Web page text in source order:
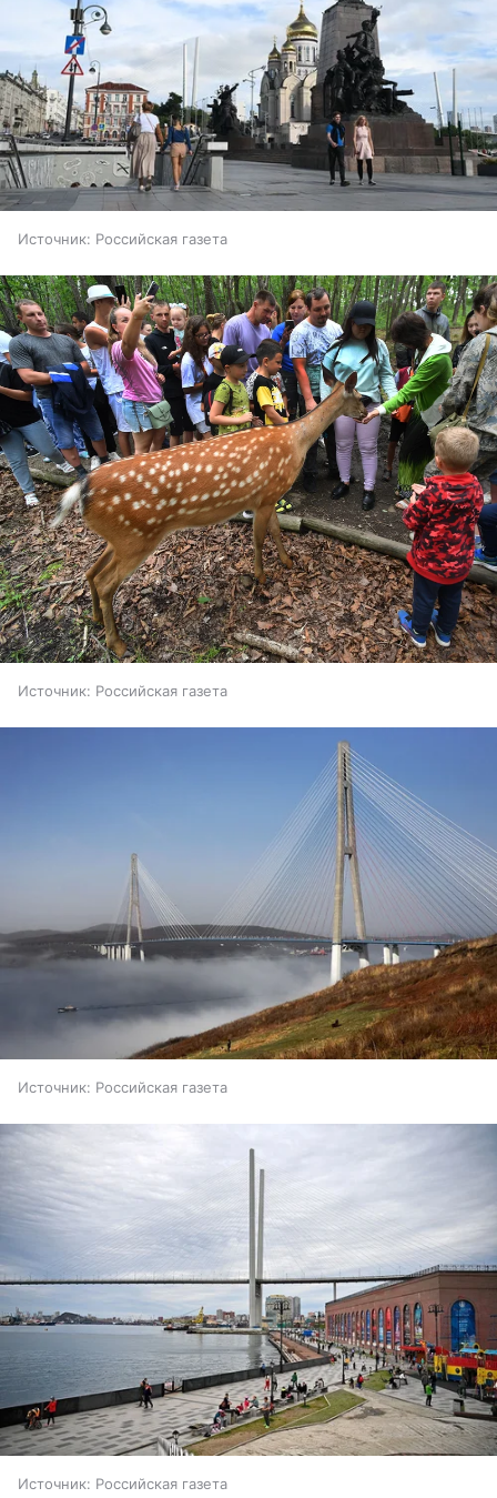
Источник: Российская газета
Источник: Российская газета
Источник: Российская газета
Источник: Российская газета